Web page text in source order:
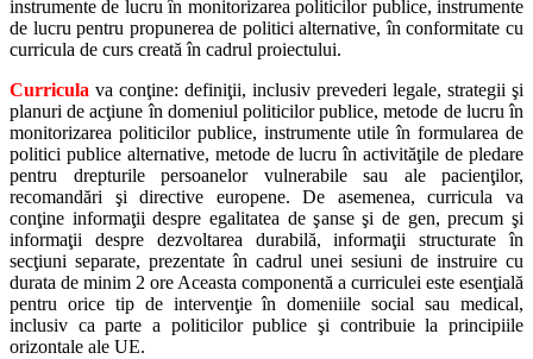
instrumente de lucru în monitorizarea politicilor publice, instrumente
de lucru pentru propunerea de politici alternative, în conformitate cu
curricula de curs creată în cadrul proiectului.
Curricula va conţine: definiţii, inclusiv prevederi legale, strategii şi
planuri de acţiune în domeniul politicilor publice, metode de lucru în
monitorizarea politicilor publice, instrumente utile în formularea de
politici publice alternative, metode de lucru în activităţile de pledare
pentru drepturile persoanelor vulnerabile sau ale pacienţilor,
recomandări şi directive europene. De asemenea, curricula va
conţine informaţii despre egalitatea de şanse şi de gen, precum şi
informaţii despre dezvoltarea durabilă, informaţii structurate în
secţiuni separate, prezentate în cadrul unei sesiuni de instruire cu
durata de minim 2 ore Aceasta componentă a curriculei este esenţială
pentru orice tip de intervenţie în domeniile social sau medical,
inclusiv ca parte a politicilor publice şi contribuie la principiile
orizontale ale UE.